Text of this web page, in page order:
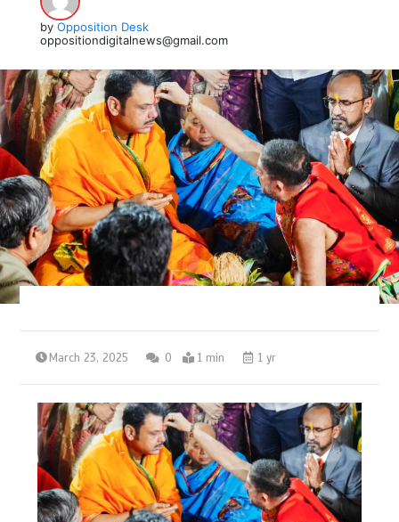
by Opposition Desk
oppositiondigitalnews@gmail.com
March 23, 2025 0 1 min 1 yr